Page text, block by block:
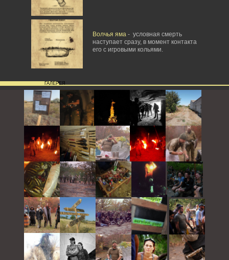
Волчья яма- условная смерть
наступает сразу, в момент контакта
его с игровыми кольями.
ГАЛЕРЕЯ